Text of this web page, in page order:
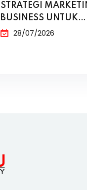
STRATEGI
BUSINESS UNTUK
PENJUALAN
28/07/2026